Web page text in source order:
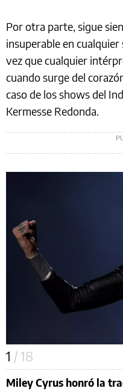
Por otra parte, sigue
insuperable en
vez que cualquier
cuando surge del
caso de los shows del
Kermesse Redonda.
1 / 18
Miley Cyrus honró la